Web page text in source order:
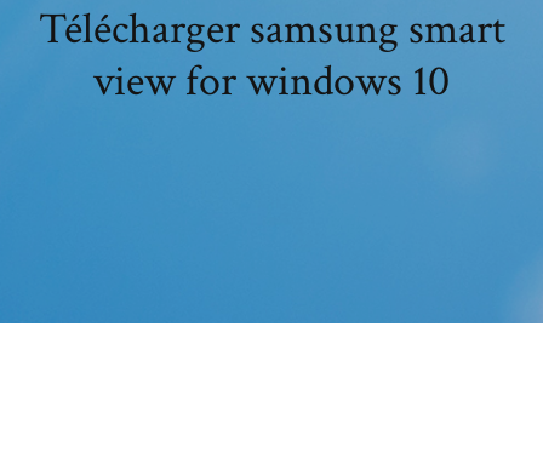
Télécharger samsung smart
view for windows 10